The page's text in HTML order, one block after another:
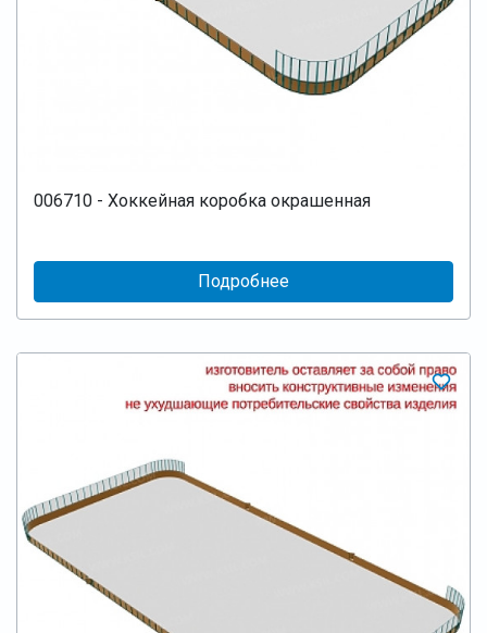
006710 - Хоккейная коробка окрашенная
Подробнее